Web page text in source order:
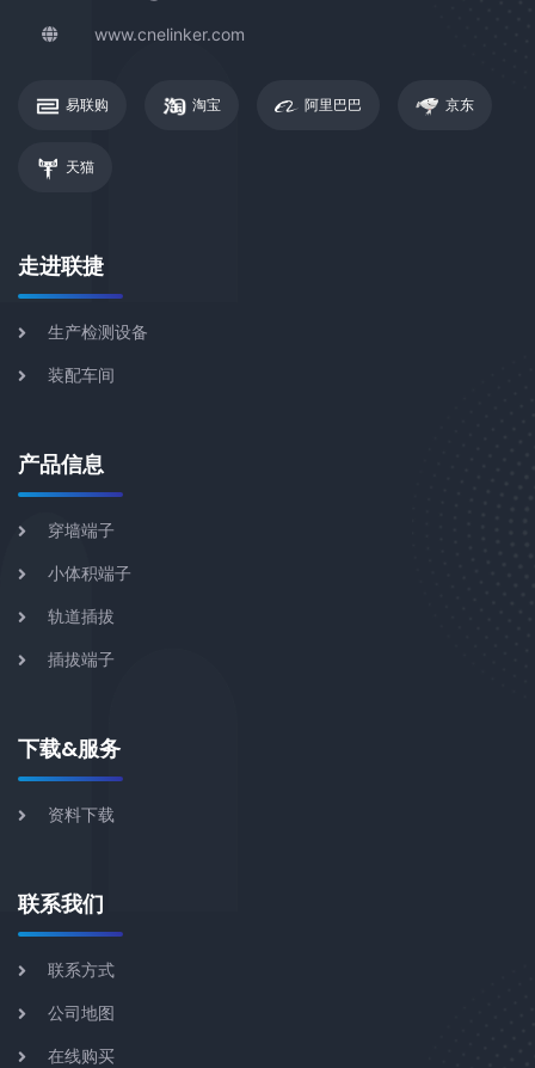
www.cnelinker.com
易联购 淘宝 阿里巴巴 京东
天猫
走进联捷
生产检测设备
装配车间
产品信息
穿墙端子
小体积端子
轨道插拔
插拔端子
下载&服务
资料下载
联系我们
联系方式
公司地图
在线购买